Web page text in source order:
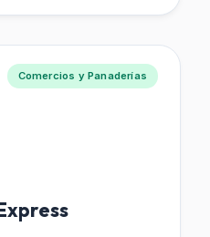
Comercios y Panaderías